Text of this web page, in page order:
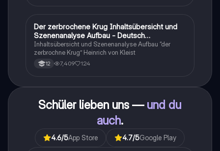
Deutsch
Der zerbrochene Krug Inhaltsübersicht und
Szenenanalyse Aufbau - Deutsch
Q1/Q2/Abitur
Inhaltsübersicht und Szenenanalyse Aufbau “der
zerbrochne Krug” Heinrich von Kleist
12 7,409 124
Schüler lieben uns — und du
auch.
4.6/5App Store 4.7/5Google Play